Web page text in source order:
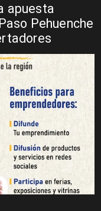
apuesta
Pehuenche